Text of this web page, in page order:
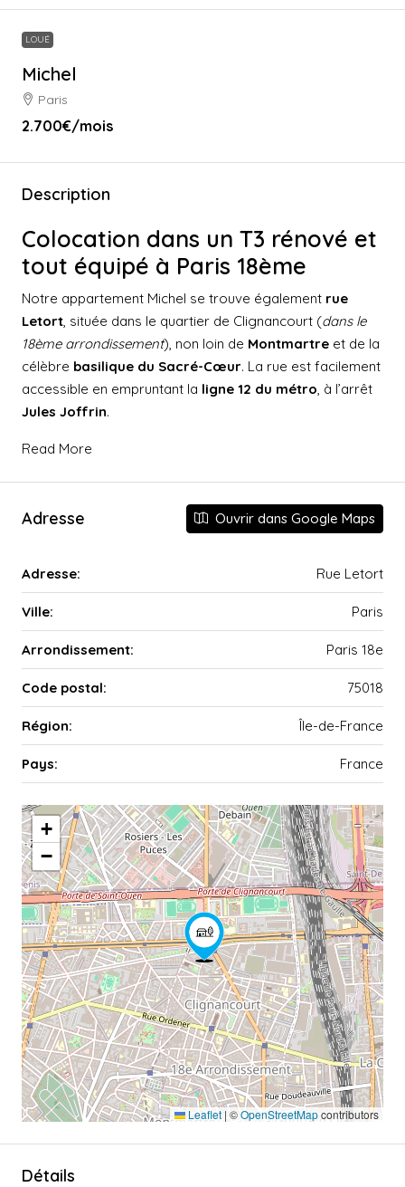
LOUÉ
Michel
Paris
2.700€/mois
Description
Colocation dans un T3 rénové et
tout équipé à Paris 18ème
Notre appartement Michel se trouve également rue
Letort , située dans le quartier de Clignancourt (dans le
18ème arrondissement), non loin de Montmartre et de la
célèbre basilique du Sacré-Cœur. La rue est facilement
accessible en empruntant la ligne 12 du métro , à l’arrêt
Jules Joffrin.
Read More
Adresse Ouvrir dans Google Maps
Adresse: Rue Letort
Ville: Paris
Arrondissement: Paris 18e
Code postal: 75018
Région: Île-de-France
Pays: France
+
−
Leaflet | ©OpenStreetMapcontributors
Détails